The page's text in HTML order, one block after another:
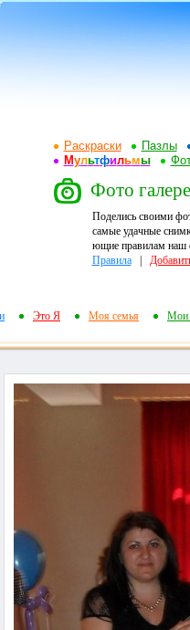
Раскраски
Пазлы
Мультфильмы
Фото
Поделись своими
самые удачные
ющие правилам наш
Правила|
Это Я Моя семья Мои